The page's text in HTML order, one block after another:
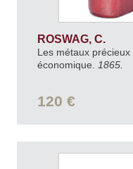
ROSWAG, C.
Les métaux
économique. 1865.
120 €